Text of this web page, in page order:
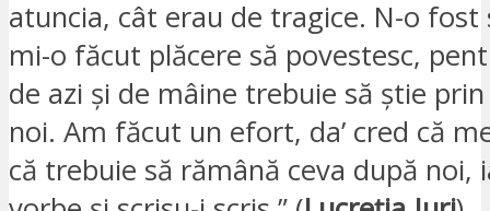
atuncia, cât erau de tragice. N-o fost
mi-o făcut plăcere să povestesc,
de azi și de mâine trebuie să știe
noi. Am făcut un efort, da’ cred că
că trebuie să rămână ceva după noi,